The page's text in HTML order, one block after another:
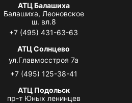
АТЦ Балашиха
Балашиха, Леоновское
ш. вл.8
+7 (495) 431-63-63
АТЦ Солнцево
ул.Главмосстроя 7а
+7 (495) 125-38-41
АТЦ Подольск
пр-т Юных ленинцев